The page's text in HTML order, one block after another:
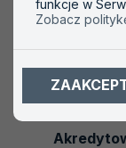
Akredytowane
funkcje w
Zobacz